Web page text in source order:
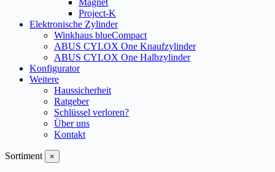
Magnet
Project-K
Elektronische Zylinder
Winkhaus blueCompact
ABUS CYLOX One Knaufzylinder
ABUS CYLOX One Halbzylinder
Konfigurator
Weitere
Haussicherheit
Ratgeber
Schlüssel verloren?
Über uns
Kontakt
Sortiment ×